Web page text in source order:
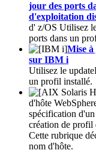
jour des ports
d'exploitation
d' z/OS Utilisez
ports dans un
Mise à
sur IBM i
Utilisez le
un profil installé.
d'hôte
spécification
création de profil
Cette rubrique
nom d'hôte.